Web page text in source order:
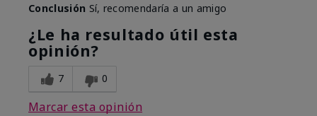
Conclusión Sí, recomendaría a un amigo
¿Le ha resultado útil esta
opinión?
7 0
Marcar esta opinión